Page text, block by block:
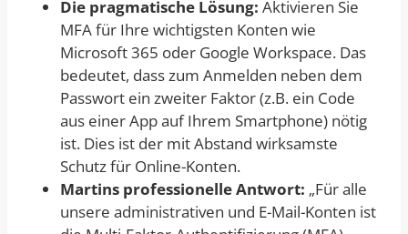
Die pragmatische Lösung: Aktivieren Sie
MFA für Ihre wichtigsten Konten wie
Microsoft 365 oder Google Workspace. Das
bedeutet, dass zum Anmelden neben dem
Passwort ein zweiter Faktor (z.B. ein Code
aus einer App auf Ihrem Smartphone) nötig
ist. Dies ist der mit Abstand wirksamste
Schutz für Online-Konten.
Martins professionelle Antwort: „Für alle
unsere administrativen und E-Mail-Konten ist